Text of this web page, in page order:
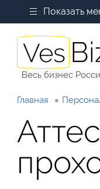
Показать
Весь бизнес
Главная